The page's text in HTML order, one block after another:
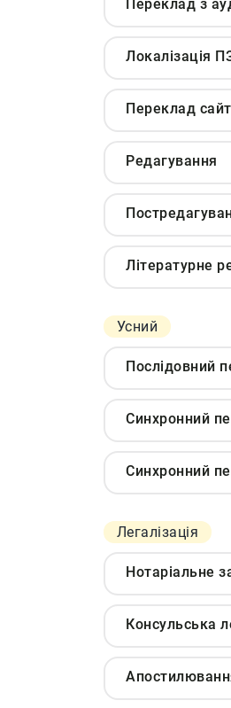
Переклад з
Локалізація
Переклад
Редагування
Літературне
Усний
Послідовний
Синхронний
Синхронний
Легалізація
Нотаріальне
Консульська